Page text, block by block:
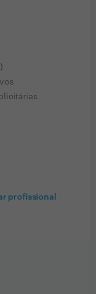
profissional